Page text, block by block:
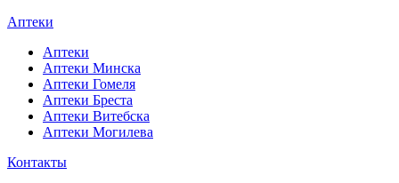
Аптеки
Аптеки
Аптеки Минска
Аптеки Гомеля
Аптеки Бреста
Аптеки Витебска
Аптеки Могилева
Контакты